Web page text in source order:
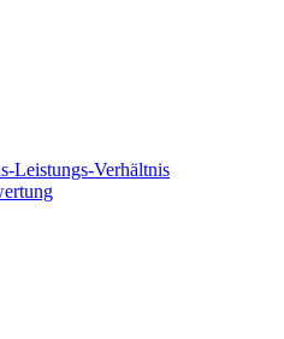
Leistungs-Verhältnis